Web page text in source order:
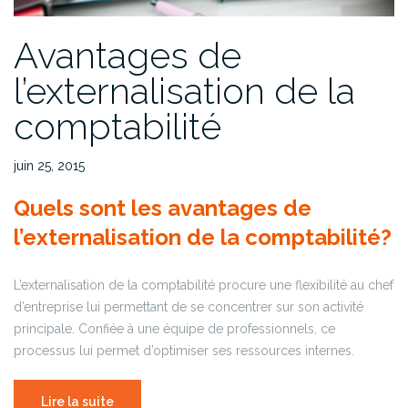
Avantages de
l’externalisation de la
comptabilité
juin 25, 2015
Quels sont les avantages de
l’externalisation de la comptabilité?
L’externalisation de la comptabilité procure une flexibilité au chef
d’entreprise lui permettant de se concentrer sur son activité
principale. Confiée à une équipe de professionnels, ce
processus lui permet d’optimiser ses ressources internes.
Lire la suite